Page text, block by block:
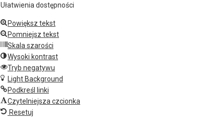
Ułatwienia dostępności
Powiększ tekst
Pomniejsz tekst
Skala szarości
Wysoki kontrast
Tryb negatywu
Light Background
Podkreśl linki
Czytelniejsza czcionka
Resetuj